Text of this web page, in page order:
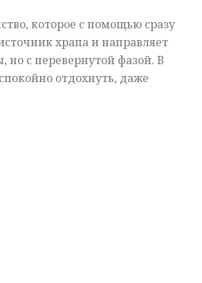
которое с помощью сразу
храпа и направляет
с перевернутой фазой. В
отдохнуть, даже